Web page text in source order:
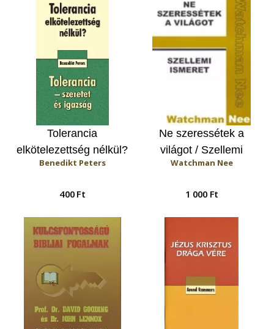
Tolerancia
elkötelezettség nélkül?
/ Tolerancia - szeretet
Benedikt Peters
400 Ft
Ne szeressétek a
világot / Szellemi
ismeret
Watchman Nee
1 000 Ft